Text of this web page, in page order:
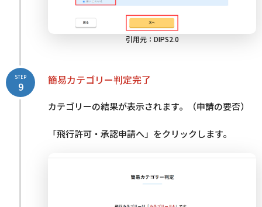
引用元： DIPS2.0
簡易カテゴリー判定完了
カテゴリーの結果が表示されます。（申請の要否）
「飛行許可・承認申請へ」をクリックします。
STEP
9